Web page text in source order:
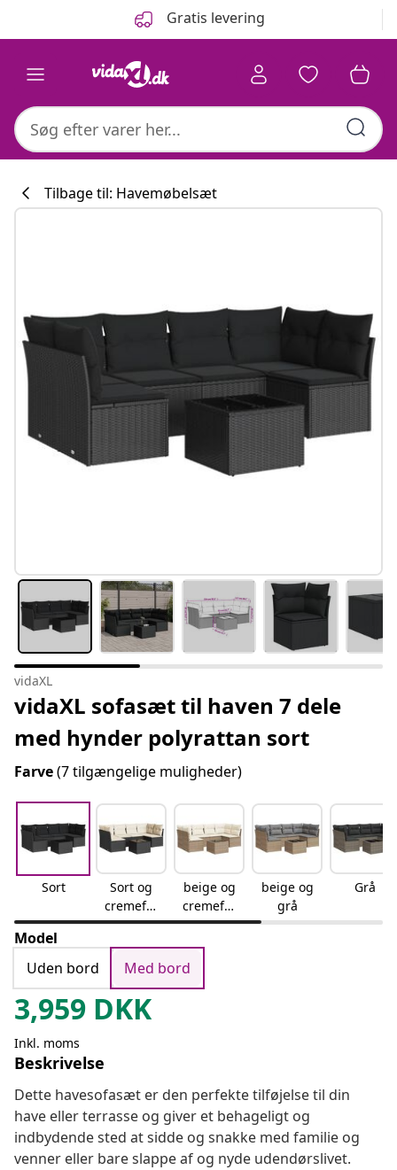
Gratis levering
#sharemevidaxl
Tilbage til: Havemøbelsæt
vidaXL
vidaXL sofasæt til haven 7 dele
med hynder polyrattan sort
Farve(7 tilgængelige muligheder)
Sort
Sort og
cremefar
vet
beige og
cremefar
vet
beige og
grå
Grå
Model
Uden bord
Med bord
3,959 DKK
Inkl. moms
Beskrivelse
Dette havesofasæt er den perfekte tilføjelse til din
have eller terrasse og giver et behageligt og
indbydende sted at sidde og snakke med familie og
venner eller bare slappe af og nyde udendørslivet.